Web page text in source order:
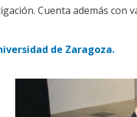
Cuenta además con
de Zaragoza.